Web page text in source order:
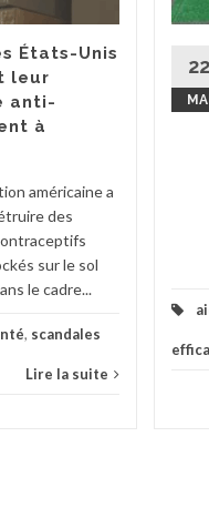
États-Unis
leur
anti-
à
américaine a
des
sur le sol
le cadre...
, scandales
Lire la suite
22
MAI